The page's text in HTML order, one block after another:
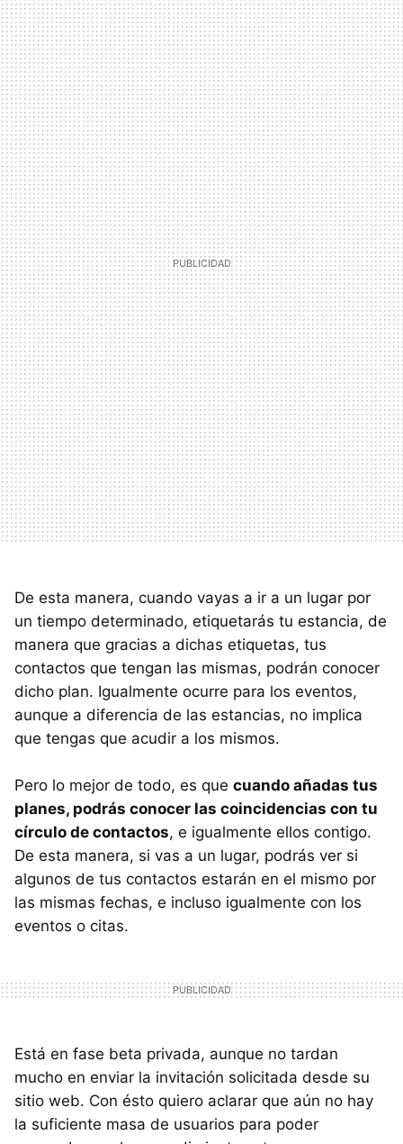
De esta manera, cuando vayas a ir a un lugar por
un tiempo determinado, etiquetarás tu estancia, de
manera que gracias a dichas etiquetas, tus
contactos que tengan las mismas, podrán conocer
dicho plan. Igualmente ocurre para los eventos,
aunque a diferencia de las estancias, no implica
que tengas que acudir a los mismos.
Pero lo mejor de todo, es que cuando añadas tus
planes, podrás conocer las coincidencias con tu
círculo de contactos, e igualmente ellos contigo.
De esta manera, si vas a un lugar, podrás ver si
algunos de tus contactos estarán en el mismo por
las mismas fechas, e incluso igualmente con los
eventos o citas.
Está en fase beta privada, aunque no tardan
mucho en enviar la invitación solicitada desde su
sitio web. Con ésto quiero aclarar que aún no hay
la suficiente masa de usuarios para poder